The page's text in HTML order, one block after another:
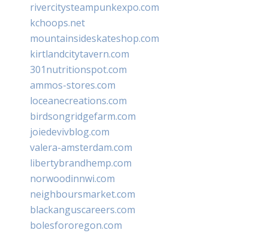
rivercitysteampunkexpo.com
kchoops.net
mountainsideskateshop.com
kirtlandcitytavern.com
301nutritionspot.com
ammos-stores.com
loceanecreations.com
birdsongridgefarm.com
joiedevivblog.com
valera-amsterdam.com
libertybrandhemp.com
norwoodinnwi.com
neighboursmarket.com
blackanguscareers.com
bolesfororegon.com